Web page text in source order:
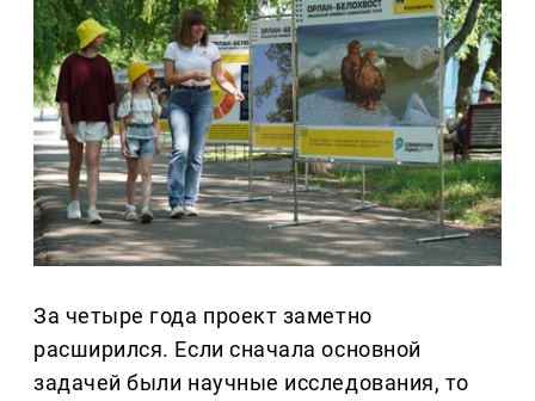
За четыре года проект заметно
расширился. Если сначала основной
задачей были научные исследования, то